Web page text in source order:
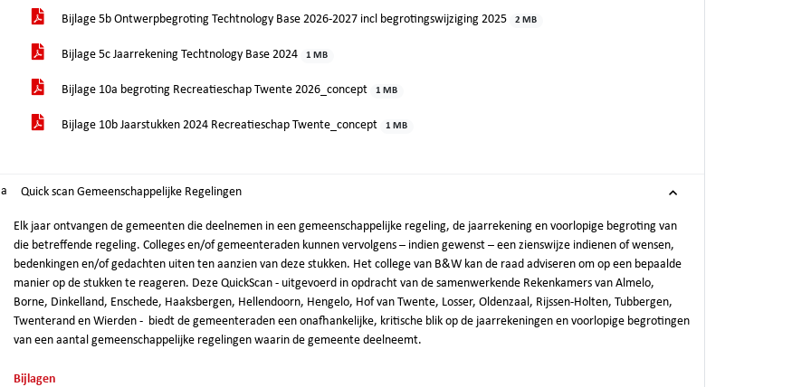
Bijlage 5b Ontwerpbegroting Techtnology Base 2026-2027 incl begrotingswijziging 2025 2 MB
Bijlage 5c Jaarrekening Techtnology Base 2024 1 MB
Bijlage 10a begroting Recreatieschap Twente 2026_concept 1 MB
Bijlage 10b Jaarstukken 2024 Recreatieschap Twente_concept 1 MB
Quick scan Gemeenschappelijke Regelingen
Elk jaar ontvangen de gemeenten die deelnemen in een gemeenschappelijke regeling, de jaarrekening en voorlopige begroting van
die betreffende regeling. Colleges en/of gemeenteraden kunnen vervolgens – indien gewenst – een zienswijze indienen of wensen,
bedenkingen en/of gedachten uiten ten aanzien van deze stukken. Het college van B&W kan de raad adviseren om op een bepaalde
manier op de stukken te reageren. Deze QuickScan - uitgevoerd in opdracht van de samenwerkende Rekenkamers van Almelo,
Borne, Dinkelland, Enschede, Haaksbergen, Hellendoorn, Hengelo, Hof van Twente, Losser, Oldenzaal, Rijssen-Holten, Tubbergen,
Twenterand en Wierden - biedt de gemeenteraden een onafhankelijke, kritische blik op de jaarrekeningen en voorlopige begrotingen
van een aantal gemeenschappelijke regelingen waarin de gemeente deelneemt.
Bijlagen